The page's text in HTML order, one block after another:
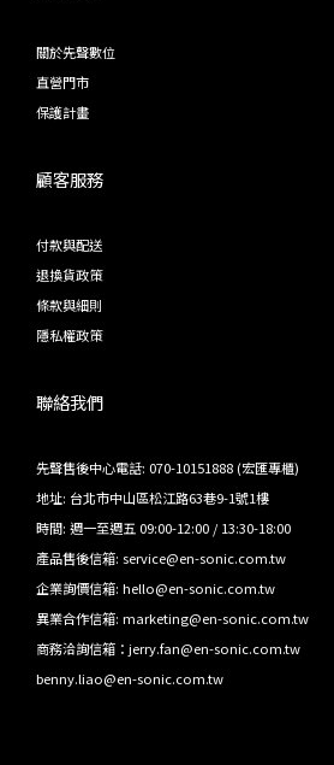
關於先聲數位
直營門市
保護計畫
顧客服務
付款與配送
退換貨政策
條款與細則
隱私權政策
聯絡我們
先聲售後中心電話: 070-10151888 (宏匯專櫃)
地址: 台北市中山區松江路63巷9-1號1樓
時間: 週一至週五 09:00-12:00 / 13:30-18:00
產品售後信箱: service@en-sonic.com.tw
企業詢價信箱: hello@en-sonic.com.tw
異業合作信箱: marketing@en-sonic.com.tw
商務洽詢信箱：jerry.fan@en-sonic.com.tw
benny.liao@en-sonic.com.tw